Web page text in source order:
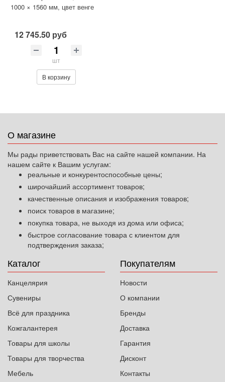
1000 × 1560 мм, цвет венге
12 745.50 руб
шт
В корзину
О магазине
Мы рады приветствовать Вас на сайте нашей компании. На
нашем сайте к Вашим услугам:
реальные и конкурентоспособные цены;
широчайший ассортимент товаров;
качественные описания и изображения товаров;
поиск товаров в магазине;
покупка товара, не выходя из дома или офиса;
быстрое согласование товара с клиентом для
подтверждения заказа;
Каталог
Канцелярия
Сувениры
Всё для праздника
Кожгалантерея
Товары для школы
Товары для творчества
Мебель
Покупателям
Новости
О компании
Бренды
Доставка
Гарантия
Дисконт
Контакты